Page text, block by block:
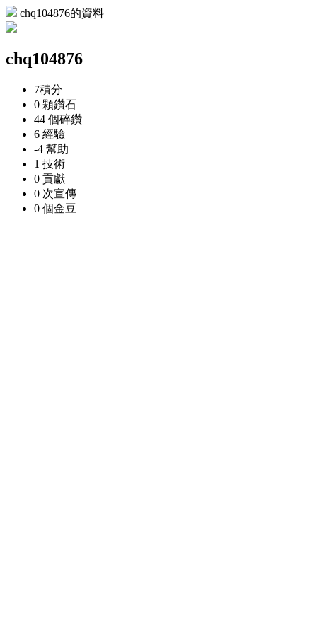
chq104876的資料
chq104876
7積分
0 顆鑽石
44 個碎鑽
6 經驗
-4 幫助
1 技術
0 貢獻
0 次宣傳
0 個金豆